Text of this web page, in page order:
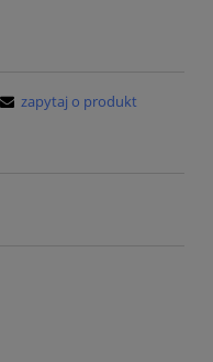
zapytaj o produkt